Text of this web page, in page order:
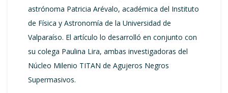
astrónoma Patricia Arévalo, académica del Instituto
de Física y Astronomía de la Universidad de
Valparaíso. El artículo lo desarrolló en conjunto con
su colega Paulina Lira, ambas investigadoras del
Núcleo Milenio TITAN de Agujeros Negros
Supermasivos.